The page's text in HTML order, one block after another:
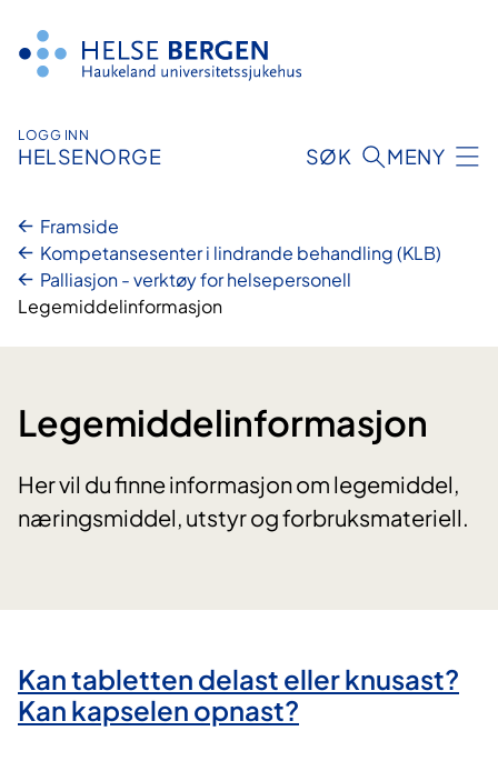
innhald
LOGG INN
HELSENORGE SØK MENY
Framside
Kompetansesenter i lindrande behandling (KLB)
Palliasjon - verktøy for helsepersonell
Legemiddelinformasjon
Legemiddelinformasjon
Her vil du finne informasjon om legemiddel,
næringsmiddel, utstyr og forbruksmateriell.
Kan tabletten delast eller knusast?
Kan kapselen opnast?